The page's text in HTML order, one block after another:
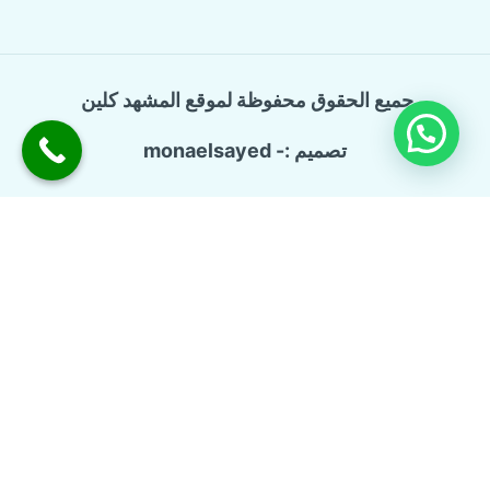
جميع الحقوق محفوظة لموقع المشهد كلين
تصميم :- monaelsayed